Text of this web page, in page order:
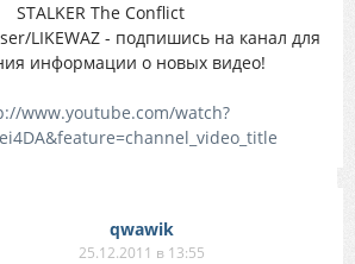
STALKER The Conflict
LIKEWAZ - подпишись на канал для
информации о новых видео!
www.youtube.com/watch?
qwawik
25.12.2011 в 13:55